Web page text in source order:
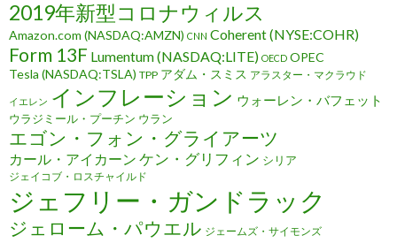
2019年新型コロナウィルス
Amazon.com (NASDAQ:AMZN) CNN Coherent (NYSE:COHR)
Form 13F Lumentum (NASDAQ:LITE) OECD OPEC
Tesla (NASDAQ:TSLA) TPP アダム・スミス アラスター・マクラウド
イエレン インフレーション ウォーレン・バフェット
ウラジミール・プーチン ウラン
エゴン・フォン・グライアーツ
カール・アイカーン ケン・グリフィン シリア
ジェイコブ・ロスチャイルド
ジェフリー・ガンドラック
ジェローム・パウエル ジェームズ・サイモンズ